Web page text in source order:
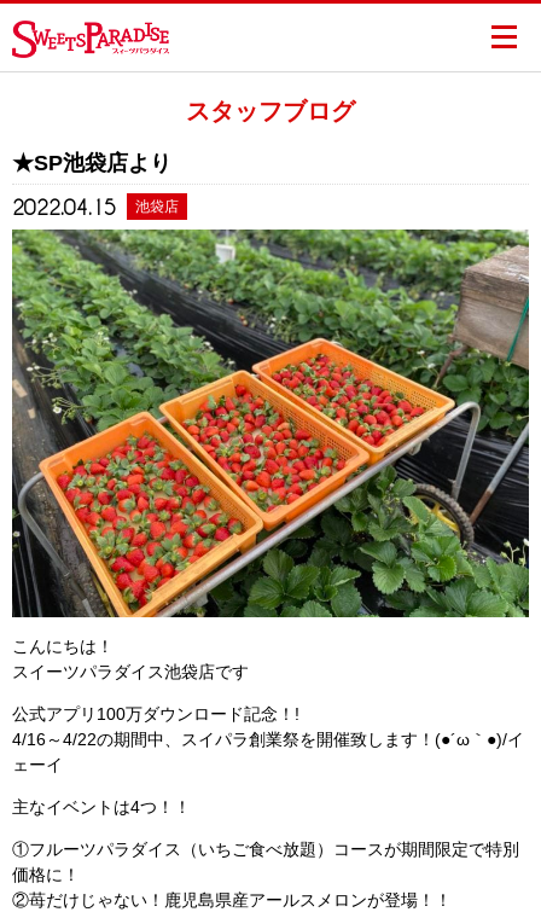
スタッフブログ
★SP池袋店より
2022.04.15 池袋店
こんにちは！
スイーツパラダイス池袋店です
公式アプリ100万ダウンロード記念！!
4/16～4/22の期間中、スイパラ創業祭を開催致します！(●´ω｀●)/イ
ェーイ
主なイベントは4つ！！
①フルーツパラダイス（いちご食べ放題）コースが期間限定で特別
価格に！
②苺だけじゃない！鹿児島県産アールスメロンが登場！！